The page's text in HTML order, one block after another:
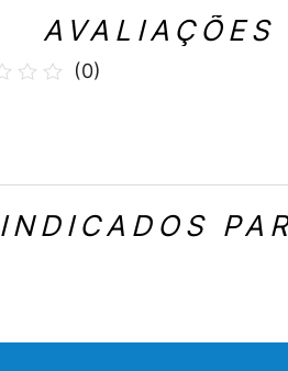
AVALIAÇÕES
(0)
INDICADOS